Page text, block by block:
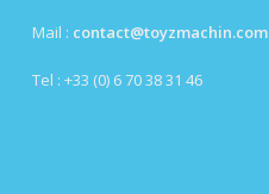
Mail : contact@toyzmachin.com
Tel : +33 (0) 6 70 38 31 46